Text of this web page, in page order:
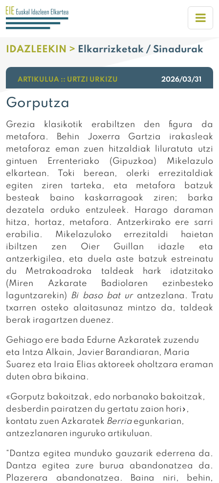
IDAZLEEKIN > Elkarrizketak / Sinadurak
ARTIKULUA :: URTZI URKIZU 2026/03/31
Gorputza
Grezia klasikotik erabiltzen den figura da
metafora. Behin Joxerra Gartzia irakasleak
metaforaz eman zuen hitzaldiak liluratuta utzi
gintuen Errenteriako (Gipuzkoa) Mikelazulo
elkartean. Toki berean, olerki errezitaldiak
egiten ziren tarteka, eta metafora batzuk
besteak baino kaskarragoak ziren; barka
dezatela orduko entzuleek. Harago daraman
hitza, hortaz, metafora. Antzerkirako ere sarri
erabilia. Mikelazuloko errezitaldi haietan
ibiltzen zen Oier Guillan idazle eta
antzerkigilea, eta duela aste batzuk estreinatu
du Metrakoadroka taldeak hark idatzitako
(Miren Azkarate Badiolaren ezinbesteko
laguntzarekin) Bi baso bat urantzezlana. Tratu
txarren osteko alaitasunaz mintzo da, taldeak
berak iragartzen duenez.
Gehiago ere bada Edurne Azkaratek zuzendu
eta Intza Alkain, Javier Barandiaran, Maria
Suarez eta Iraia Elias aktoreek oholtzara eraman
duten obra bikaina.
«Gorputz bakoitzak, edo norbanako bakoitzak,
desberdin pairatzen du gertatu zaion hori»,
kontatu zuen Azkaratek Berriaegunkarian,
antzezlanaren inguruko artikuluan.
“Dantza egitea munduko gauzarik ederrena da.
Dantza egitea zure burua abandonatzea da.
Plazerera abandonatzea. Baina niri, behin,